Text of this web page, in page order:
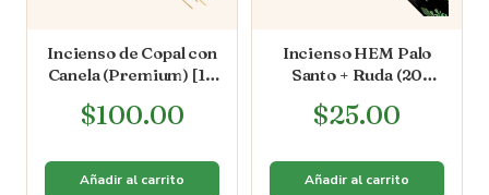
Incienso de Copal con
Canela (Premium) [10
$100.00
Añadir al carrito
Incienso HEM Palo
Santo + Ruda (20
$25.00
Añadir al carrito